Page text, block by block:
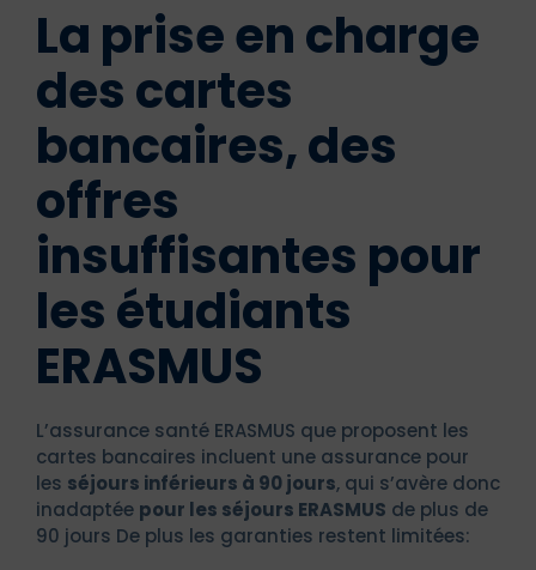
La prise en charge
des cartes
bancaires, des
offres
insuffisantes pour
les étudiants
ERASMUS
L’assurance santé ERASMUS que proposent les
cartes bancaires incluent une assurance pour
les séjours inférieurs à 90 jours, qui s’avère donc
inadaptée pour les séjours ERASMUS de plus de
90 jours De plus les garanties restent limitées: